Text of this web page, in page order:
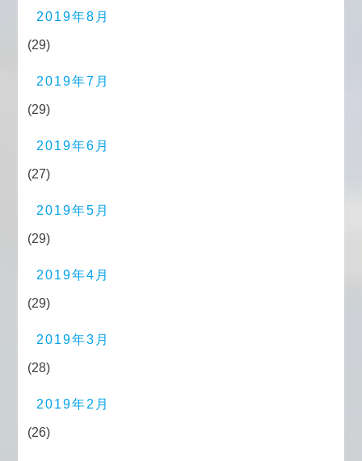
2019年8月
(29)
2019年7月
(29)
2019年6月
(27)
2019年5月
(29)
2019年4月
(29)
2019年3月
(28)
2019年2月
(26)